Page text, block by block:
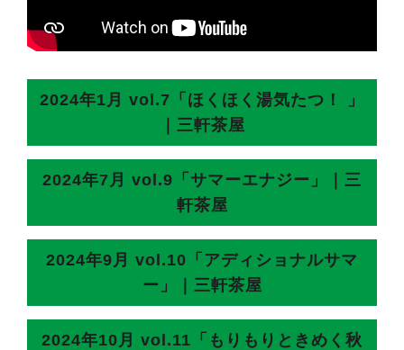
2024年1月 vol.7「ほくほく湯気たつ！ 」
｜三軒茶屋
2024年7月 vol.9「サマーエナジー」｜三
軒茶屋
2024年9月 vol.10「アディショナルサマ
ー」｜三軒茶屋
2024年10月 vol.11「もりもりときめく秋